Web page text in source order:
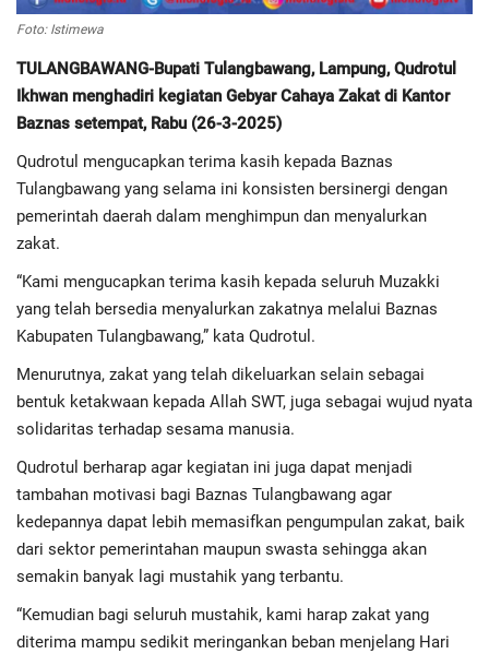
Pendidikan
Ekonomi
Olahraga
Wisata
Politik
Hukum & Kriminal
Advertorial
Monologis TV
Kopilogis
Foto: Istimewa
TULANGBAWANG-Bupati Tulangbawang, Lampung, Qudrotul
Ikhwan menghadiri kegiatan Gebyar Cahaya Zakat di Kantor
Baznas setempat, Rabu (26-3-2025)
Qudrotul mengucapkan terima kasih kepada Baznas
Tulangbawang yang selama ini konsisten bersinergi dengan
pemerintah daerah dalam menghimpun dan menyalurkan
zakat.
“Kami mengucapkan terima kasih kepada seluruh Muzakki
yang telah bersedia menyalurkan zakatnya melalui Baznas
Kabupaten Tulangbawang,” kata Qudrotul.
Menurutnya, zakat yang telah dikeluarkan selain sebagai
bentuk ketakwaan kepada Allah SWT, juga sebagai wujud nyata
solidaritas terhadap sesama manusia.
Qudrotul berharap agar kegiatan ini juga dapat menjadi
tambahan motivasi bagi Baznas Tulangbawang agar
kedepannya dapat lebih memasifkan pengumpulan zakat, baik
dari sektor pemerintahan maupun swasta sehingga akan
semakin banyak lagi mustahik yang terbantu.
“Kemudian bagi seluruh mustahik, kami harap zakat yang
diterima mampu sedikit meringankan beban menjelang Hari